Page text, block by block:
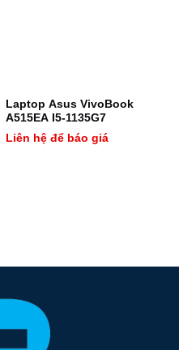
Laptop Asus VivoBook
A515EA I5-1135G7
Liên hệ để báo giá